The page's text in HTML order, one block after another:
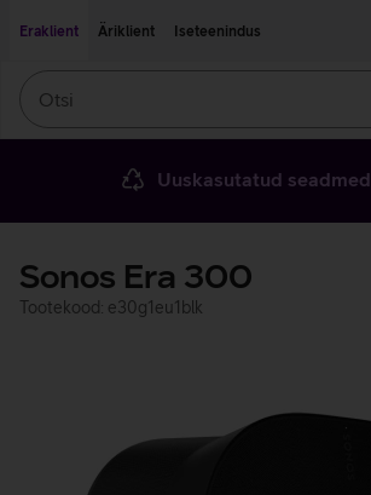
Eraklient
Äriklient Iseteenindus
Uuskasutatud seadmed
Sonos Era 300
Tootekood: e30g1eu1blk